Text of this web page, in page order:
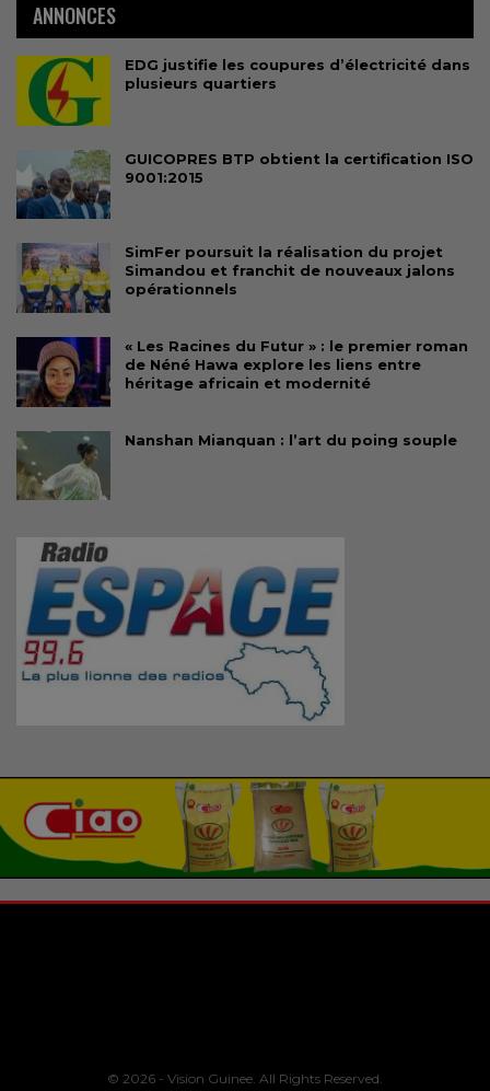
ANNONCES
EDG justifie les coupures d’électricité dans
plusieurs quartiers
GUICOPRES BTP obtient la certification ISO
9001:2015
SimFer poursuit la réalisation du projet
Simandou et franchit de nouveaux jalons
opérationnels
« Les Racines du Futur » : le premier roman
de Néné Hawa explore les liens entre
héritage africain et modernité
Nanshan Mianquan : l’art du poing souple
© 2026 - Vision Guinee. All Rights Reserved.